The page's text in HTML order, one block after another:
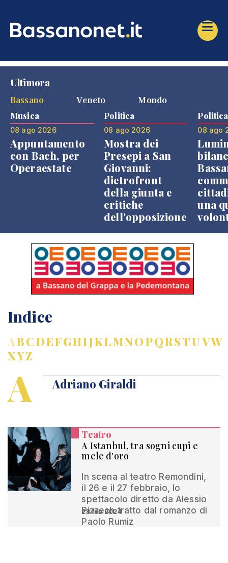
Ultimora
Bassano
Veneto Mondo
Musica
08 ago 2026
Appuntamento
con Bach, per
Operaestate
Politica
08 ago 2026
Mostra dei
Presepi a San
Giovanni:
dietrofront
della giunta e
critiche
dell'opposizione
Politica
08 ago
una
Indice
ABCDEFGHIJKLMNOPQRSTUVW
XYZ
A Adriano Giraldi
Teatro
A Istanbul, tra sogni cupi e
mele d'oro
In scena al teatro Remondini,
il 26 e il 27 febbraio, lo
spettacolo diretto da Alessio
Pizzech tratto dal romanzo di
Paolo Rumiz
28 feb 2024